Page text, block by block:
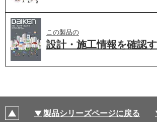
この製品の
設計・施工情報を確認
製品シリーズページに戻る